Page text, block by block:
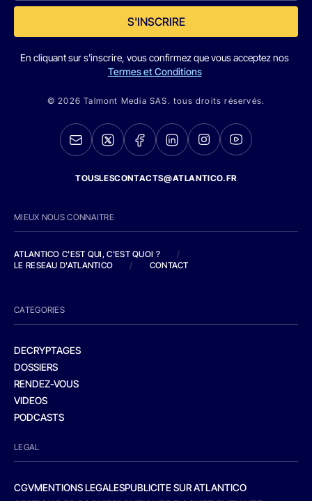
S'INSCRIRE
En cliquant sur s'inscrire, vous confirmez que vous acceptez nos
Termes et Conditions
© 2026 Talmont Media SAS. tous droits réservés.
TOUSLESCONTACTS@ATLANTICO.FR
MIEUX NOUS CONNAITRE
ATLANTICO C'EST QUI, C'EST QUOI ?
/
LE RESEAU D'ATLANTICO
/ CONTACT
CATEGORIES
DECRYPTAGES
DOSSIERS
RENDEZ-VOUS
VIDEOS
PODCASTS
LEGAL
CGVMENTIONS LEGALESPUBLICITE SUR ATLANTICO